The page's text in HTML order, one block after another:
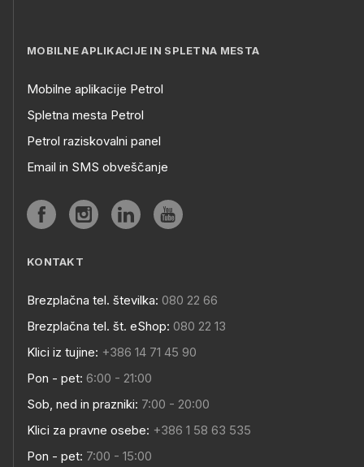
MOBILNE APLIKACIJE IN SPLETNA MESTA
Mobilne aplikacije Petrol
Spletna mesta Petrol
Petrol raziskovalni panel
Email in SMS obveščanje
KONTAKT
Brezplačna tel. številka: 080 22 66
Brezplačna tel. št. eShop: 080 22 13
Klici iz tujine: +386 14 71 45 90
Pon - pet: 6:00 - 21:00
Sob, ned in prazniki: 7:00 - 20:00
Klici za pravne osebe: +386 1 58 63 535
Pon - pet: 7:00 - 15:00